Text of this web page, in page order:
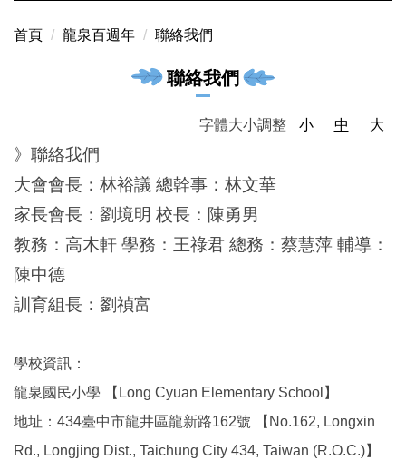
百週年校慶籌備會
百週年校慶公告
百週年校慶活動
歷任家長會長
歷任校長
首頁 龍泉百週年 聯絡我們
聯絡我們
字體大小調整 小 中 大
》聯絡我們
大會會長：林裕議 總幹事：林文華
家長會長：劉境明 校長：陳勇男
教務：高木軒 學務：王祿君 總務：蔡慧萍 輔導：
陳中德
訓育組長：劉禎富
學校資訊：
龍泉國民小學 【Long Cyuan Elementary School】
地址：434臺中市龍井區龍新路162號 【No.162, Longxin
Rd., Longjing Dist., Taichung City 434, Taiwan (R.O.C.)】